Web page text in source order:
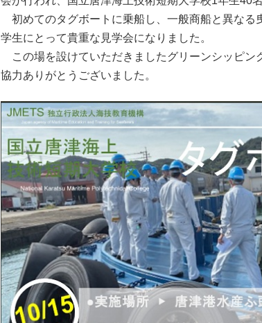
初めてのタグボートに乗船し、一般商船と異なる
学生にとって貴重な見学会になりました。
この場を設けていただきましたグリーンシッピン
協力ありがとうございました。